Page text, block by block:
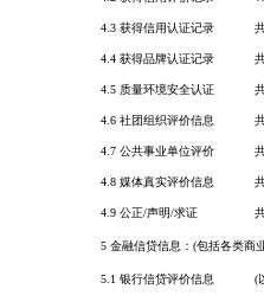
4.3 获得信用认证记录
4.4 获得品牌认证记录
4.5 质量环境安全认证
4.6 社团组织评价信息
4.7 公共事业单位评价
4.8 媒体真实评价信息
4.9 公正/声明/求证
5 金融信贷信息：(包括各类商
5.1 银行信贷评价信息 (